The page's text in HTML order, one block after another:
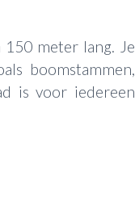
meter lang. Je
boomstammen,
is voor iedereen